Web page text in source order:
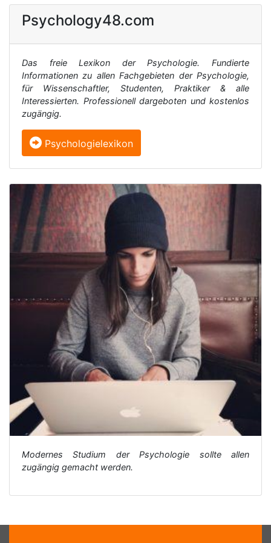
Psychology48.com
Das freie Lexikon der Psychologie. Fundierte
Informationen zu allen Fachgebieten der Psychologie,
für Wissenschaftler, Studenten, Praktiker & alle
Interessierten. Professionell dargeboten und kostenlos
zugängig.
Psychologielexikon
Modernes Studium der Psychologie sollte allen
zugängig gemacht werden.